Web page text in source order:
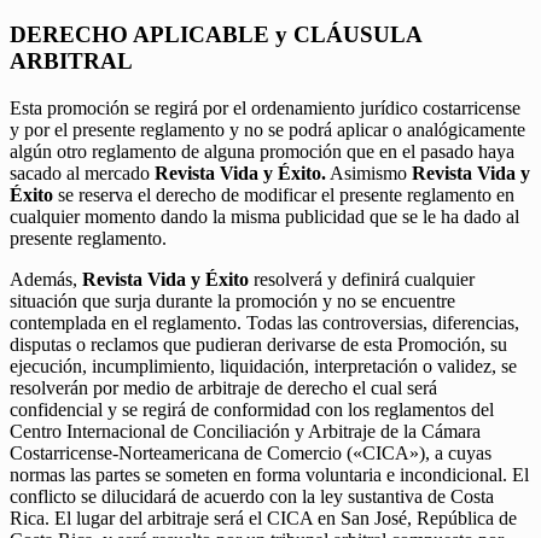
DERECHO APLICABLE y CLÁUSULA
ARBITRAL
Esta promoción se regirá por el ordenamiento jurídico costarricense
y por el presente reglamento y no se podrá aplicar o analógicamente
algún otro reglamento de alguna promoción que en el pasado haya
sacado al mercado Revista Vida y Éxito. Asimismo Revista Vida y
Éxito se reserva el derecho de modificar el presente reglamento en
cualquier momento dando la misma publicidad que se le ha dado al
presente reglamento.
Además, Revista Vida y Éxito resolverá y definirá cualquier
situación que surja durante la promoción y no se encuentre
contemplada en el reglamento. Todas las controversias, diferencias,
disputas o reclamos que pudieran derivarse de esta Promoción, su
ejecución, incumplimiento, liquidación, interpretación o validez, se
resolverán por medio de arbitraje de derecho el cual será
confidencial y se regirá de conformidad con los reglamentos del
Centro Internacional de Conciliación y Arbitraje de la Cámara
Costarricense-Norteamericana de Comercio («CICA»), a cuyas
normas las partes se someten en forma voluntaria e incondicional. El
conflicto se dilucidará de acuerdo con la ley sustantiva de Costa
Rica. El lugar del arbitraje será el CICA en San José, República de